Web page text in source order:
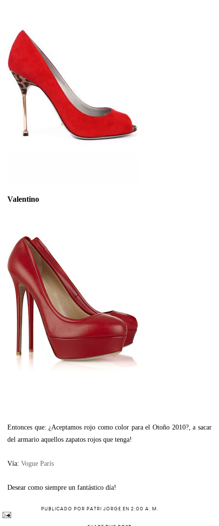
Valentino
Entonces que: ¿Aceptamos rojo como color para el Otoño 2010?, a sacar
del armario aquellos zapatos rojos que tenga!
Vía: Vogue París
Desear como siempre un fantástico día!
PUBLICADO POR PATRI JORGE EN 2:00 A. M.